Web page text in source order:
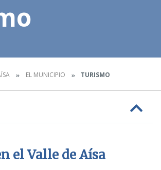
EL MUNICIPIO TURISMO
el Valle de Aísa